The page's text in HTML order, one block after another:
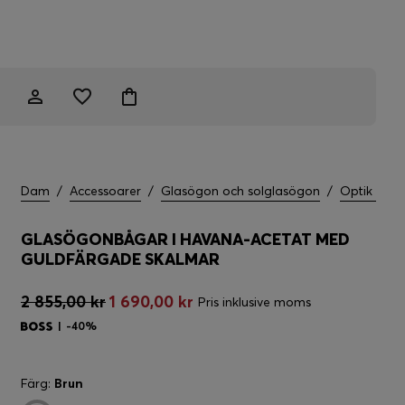
Dam / Accessoarer / Glasögon och solglasögon / Optik
GLASÖGONBÅGAR I HAVANA-ACETAT MED
GULDFÄRGADE SKALMAR
2 855,00 kr1 690,00 kr Pris inklusive moms
-40%
Färg: Brun